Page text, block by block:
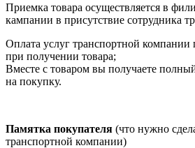
Приемка товара осуществляется в
кампании в присутствие сотрудника
Оплата услуг транспортной компании
при получении товара;
Вместе с товаром вы получаете
на покупку.
Памятка покупателя (что нужно
транспортной компании)